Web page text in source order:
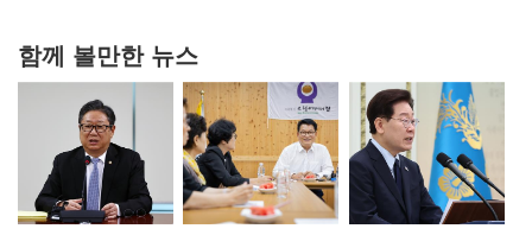
함께 볼만한 뉴스